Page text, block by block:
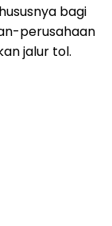
bagi
perusahaan
jalur tol.